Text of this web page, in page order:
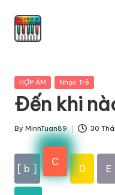
Skip
Posted
HỢP ÂM Nhạc Trẻ
Đến khi
Posted
By MinhTuan89 30
[ b ]
C
D E